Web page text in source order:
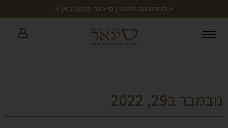
« להרשמה למגזין סיגאר לחצו כאן »
נובמבר ב29, 2022